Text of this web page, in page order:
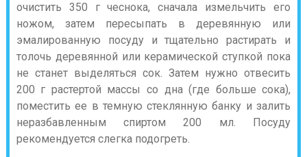
очистить 350 г чеснока, сначала измельчить его
ножом, затем пересыпать в деревянную или
эмалированную посуду и тщательно растирать и
толочь деревянной или керамической ступкой пока
не станет выделяться сок. Затем нужно отвесить
200 г растертой массы со дна (где больше сока),
поместить ее в темную стеклянную банку и залить
неразбавленным спиртом 200 мл. Посуду
рекомендуется слегка подогреть.